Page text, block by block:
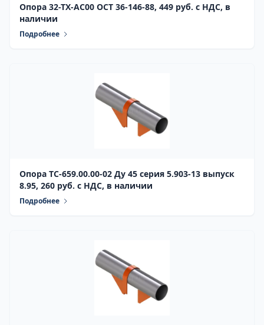
Опора 32-ТХ-АС00 ОСТ 36-146-88, 449 руб. с НДС, в
наличии
Подробнее
Опора ТС-659.00.00-02 Ду 45 серия 5.903-13 выпуск
8.95, 260 руб. с НДС, в наличии
Подробнее